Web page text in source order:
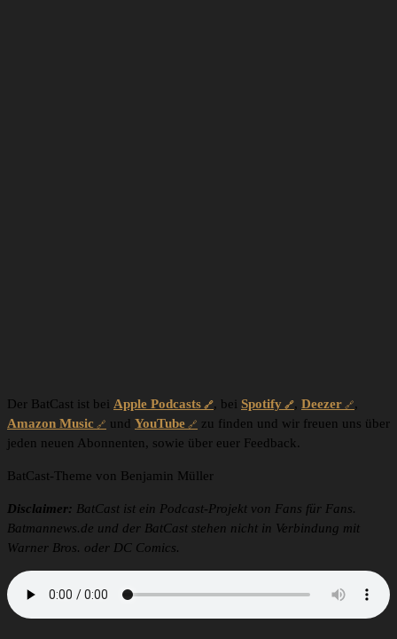
Der BatCast ist bei Apple Podcasts , bei Spotify , Deezer
,
Amazon Music
und YouTube
zu finden und wir freuen uns über
jeden neuen Abonnenten, sowie über euer Feedback.
BatCast-Theme von Benjamin Müller
Disclaimer: BatCast ist ein Podcast-Projekt von Fans für Fans.
Batmannews.de und der BatCast stehen nicht in Verbindung mit
Warner Bros. oder DC Comics.